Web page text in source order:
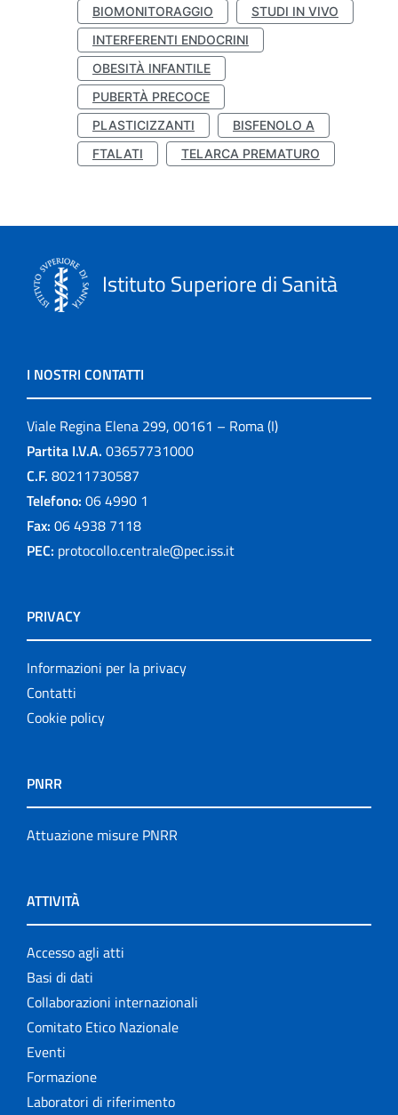
BIOMONITORAGGIO
STUDI IN VIVO
INTERFERENTI ENDOCRINI
OBESITÀ INFANTILE
PUBERTÀ PRECOCE
PLASTICIZZANTI
BISFENOLO A
FTALATI
TELARCA PREMATURO
Istituto Superiore di Sanità
I NOSTRI CONTATTI
Viale Regina Elena 299, 00161 – Roma (I)
Partita I.V.A. 03657731000
C.F. 80211730587
Telefono: 06 4990 1
Fax: 06 4938 7118
PEC: protocollo.centrale@pec.iss.it
PRIVACY
Informazioni per la privacy
Contatti
Cookie policy
PNRR
Attuazione misure PNRR
ATTIVITÀ
Accesso agli atti
Basi di dati
Collaborazioni internazionali
Comitato Etico Nazionale
Eventi
Formazione
Laboratori di riferimento